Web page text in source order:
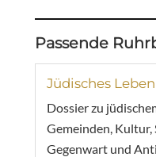
Passende
Jüdisches
Dossier zu
Gemeinden, Kultur,
Gegenwart und